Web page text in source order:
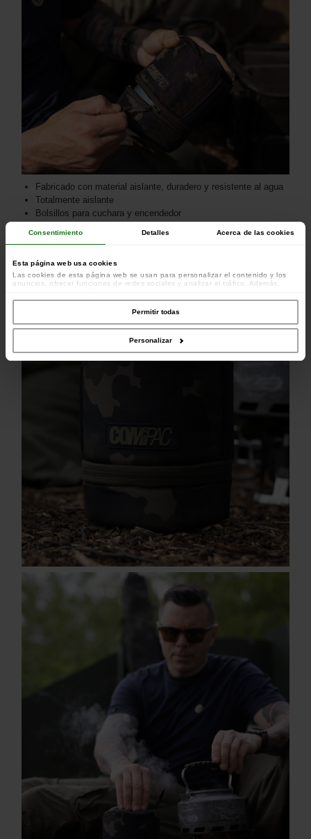
Consentimiento Detalles Acerca de las cookies
Esta página web usa cookies
Las cookies de esta página web se usan para personalizar el contenido y los
anuncios, ofrecer funciones de redes sociales y analizar el tráfico. Además,
colaboradores de redes sociales, publicidad y análisis web, quienes pueden
combinarla con otra información que les haya proporcionado o que hayan
recopilado a partir del uso que haya hecho de sus servicios.
Permitir todas
Personalizar
Fabricado con material aislante, duradero y resistente al agua
Totalmente aislante
Bolsillos para cuchara y encendedor